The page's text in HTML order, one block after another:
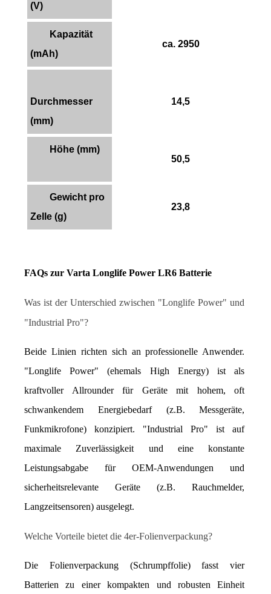
(V)
Kapazität
(mAh)
ca. 2950
Durchmesser
(mm)
14,5
Höhe (mm)
50,5
Gewicht pro
Zelle (g)
23,8
FAQs zur Varta Longlife Power LR6 Batterie
Was ist der Unterschied zwischen "Longlife Power" und
"Industrial Pro"?
Beide Linien richten sich an professionelle Anwender.
"Longlife Power" (ehemals High Energy) ist als
kraftvoller Allrounder für Geräte mit hohem, oft
schwankendem Energiebedarf (z.B. Messgeräte,
Funkmikrofone) konzipiert. "Industrial Pro" ist auf
maximale Zuverlässigkeit und eine konstante
Leistungsabgabe für OEM-Anwendungen und
sicherheitsrelevante Geräte (z.B. Rauchmelder,
Langzeitsensoren) ausgelegt.
Welche Vorteile bietet die 4er-Folienverpackung?
Die Folienverpackung (Schrumpffolie) fasst vier
Batterien zu einer kompakten und robusten Einheit